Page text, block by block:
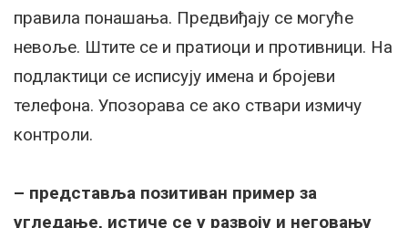
правила понашања. Предвиђају се могуће
невоље. Штите се и пратиоци и противници. На
подлактици се исписују имена и бројеви
телефона. Упозорава се ако ствари измичу
контроли.
– представља позитиван пример за
угледање, истиче се у развоју и неговању